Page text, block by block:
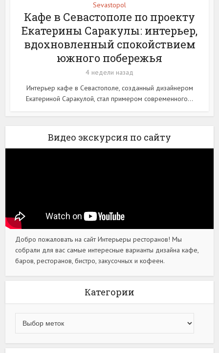
Sevastopol
Кафе в Севастополе по проекту
Екатерины Саракулы: интерьер,
вдохновленный спокойствием
южного побережья
4 недели назад
Интерьер кафе в Севастополе, созданный дизайнером
Екатериной Саракулой, стал примером современного...
Видео экскурсия по сайту
Добро пожаловать на сайт Интерьеры ресторанов! Мы
собрали для вас самые интересные варианты дизайна кафе,
баров, ресторанов, бистро, закусочных и кофеен.
Категории